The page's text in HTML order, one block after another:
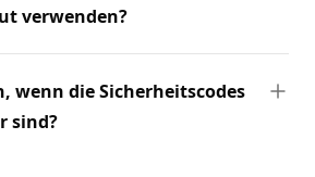
verwenden?
wenn die Sicherheitscodes
sind?